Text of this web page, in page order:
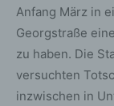
Anfang März in
Georgstraße
zu haben. Die
versuchten
inzwischen in